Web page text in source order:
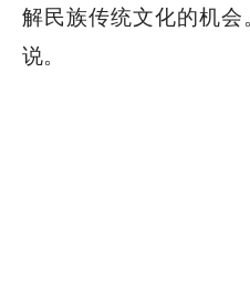
解民族传统文化的机
说。